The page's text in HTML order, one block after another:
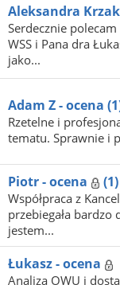
Aleksandra
Serdecznie
WSS i Pana dra
jako...
Adam Z - ocena
Rzetelne i
tematu. Sprawnie i
Piotr - ocena (1)
Współpraca z
przebiegała bardzo
jestem...
Łukasz - ocena
Analiza OWU i